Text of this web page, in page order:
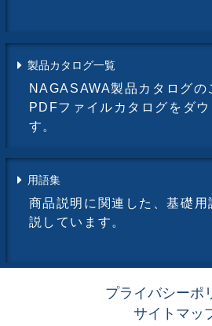
製品カタログ一覧
NAGASAWA製品カタログの
PDFファイルカタログをダウ
す。
用語集
商品説明に関連した、基礎
説しています。
プライバシーポ
サイトマッ